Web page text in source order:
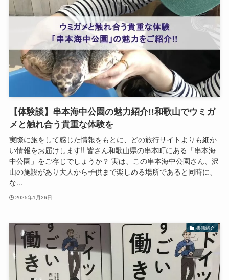
【体験談】串本海中公園の魅力紹介!!和歌山でウミガ
メと触れ合う貴重な体験を
実際に旅をして感じた情報をもとに、どの旅行サイトよりも細か
い情報をお届けします!! 皆さん和歌山県の串本町にある「串本海
中公園」をご存じでしょうか？ 実は、この串本海中公園さん、沢
山の施設があり大人から子供まで楽しめる場所であると同時に、
な...
2025年1月26日
書籍紹介